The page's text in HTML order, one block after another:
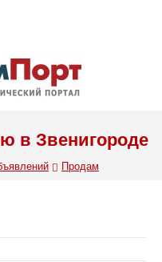
в Звенигороде
Продам